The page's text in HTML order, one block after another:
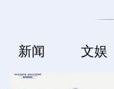
新闻 文娱